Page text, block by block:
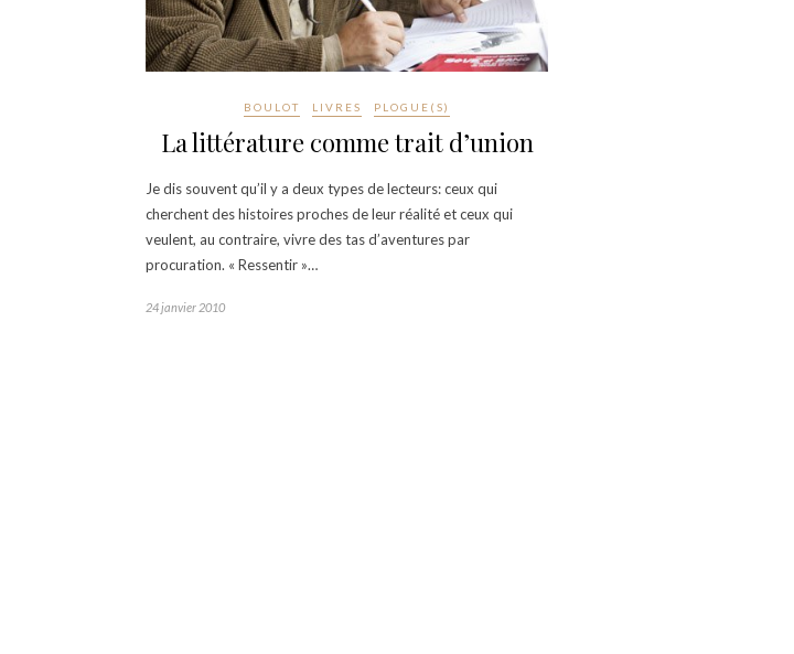
BOULOT LIVRES PLOGUE(S)
La littérature comme trait d’union
Je dis souvent qu’il y a deux types de lecteurs: ceux qui
cherchent des histoires proches de leur réalité et ceux qui
veulent, au contraire, vivre des tas d’aventures par
procuration. « Ressentir »…
24 janvier 2010